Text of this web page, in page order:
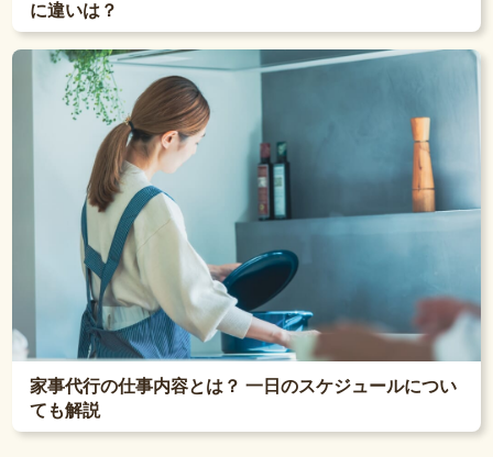
に違いは？
家事代行の仕事内容とは？ 一日のスケジュールについ
ても解説